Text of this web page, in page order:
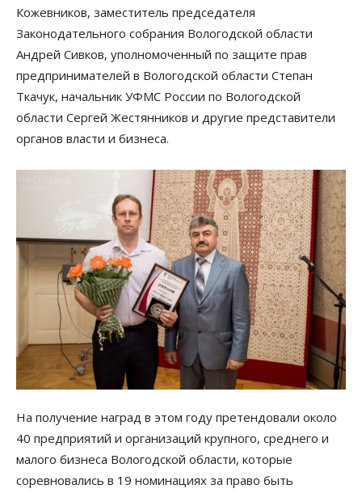
Кожевников, заместитель председателя
Законодательного собрания Вологодской области
Андрей Сивков, уполномоченный по защите прав
предпринимателей в Вологодской области Степан
Ткачук, начальник УФМС России по Вологодской
области Сергей Жестянников и другие представители
органов власти и бизнеса.
На получение наград в этом году претендовали около
40 предприятий и организаций крупного, среднего и
малого бизнеса Вологодской области, которые
соревновались в 19 номинациях за право быть